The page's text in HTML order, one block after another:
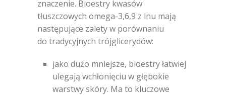
znaczenie. Bioestry kwasów
tłuszczowych omega-3,6,9 z lnu mają
następujące zalety w porównaniu
do tradycyjnych trójglicerydów:
jako dużo mniejsze, bioestry łatwiej
ulegają wchłonięciu w głębokie
warstwy skóry. Ma to kluczowe